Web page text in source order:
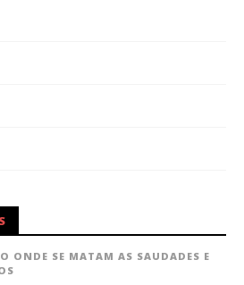
ONDE SE MATAM AS SAUDADES E